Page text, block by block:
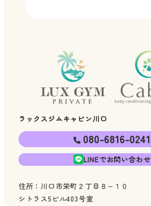
ラックスジムキャビン川口
080-6816-0241
LINEでお問い合わせ
住所：川口市栄町２丁目８−１０
シトラス5ビル403号室